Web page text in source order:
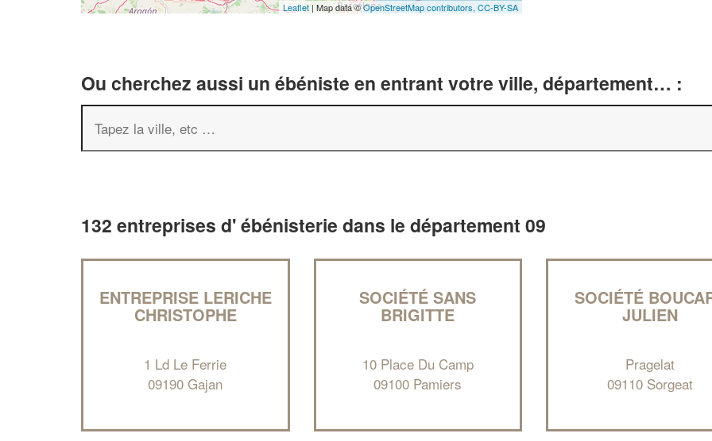
Leaflet | Map data ©OpenStreetMap contributors, CC-BY-SA
Ou cherchez aussi un ébéniste en entrant votre ville, département… :
132 entreprises d' ébénisterie dans le département 09
ENTREPRISE LERICHE
CHRISTOPHE
1 Ld Le Ferrie
09190 Gajan
SOCIÉTÉ SANS
BRIGITTE
10 Place Du Camp
09100 Pamiers
SOCIÉTÉ
JULIEN
Pragelat
09110 Sorgeat